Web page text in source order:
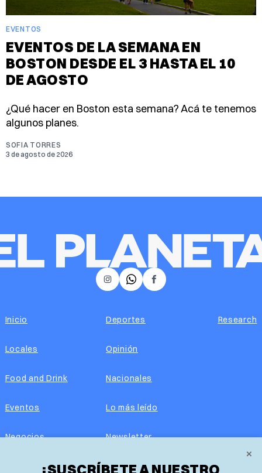
EVENTOS
EVENTOS DE LA SEMANA EN
BOSTON DESDE EL 3 HASTA EL 10
DE AGOSTO
¿Qué hacer en Boston esta semana? Acá te tenemos
algunos planes.
SOFIA TORRES
3 de agosto de 2026
×
¡SUSCRÍBETE A NUESTRO
𝕏 Facebook
Instagram
Inicio
Locales
Food and Drink
Eventos
Negocios
Real Estate
Deportes
Opinión
Nacionales
Lo más leído
Newsletter
Edición impresa
Research